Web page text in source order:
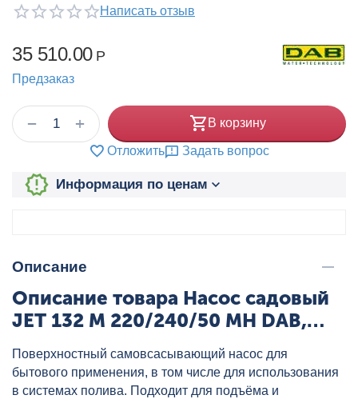
Написать отзыв
35 510.00 Р
Предзаказ
+
− В корзину
Отложить Задать вопрос
Информация по ценам
Описание
Описание товара Насос садовый
JET 132 M 220/240/50 MH DAB,
артикул: 60171719H
Поверхностный самовсасывающий насос для
бытового применения, в том числе для использования
в системах полива. Подходит для подъёма и